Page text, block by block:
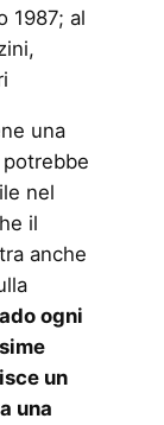
1987; al
una
nel
il
anche
ogni
un
una